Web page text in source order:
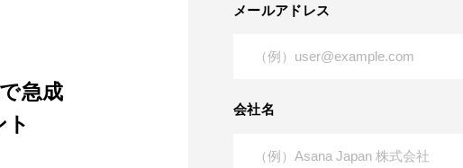
急成
メールアドレス
会社名